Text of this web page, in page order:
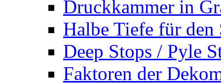
Druckkammer in
Halbe Tiefe für den
Deep Stops / Pyle
Faktoren der